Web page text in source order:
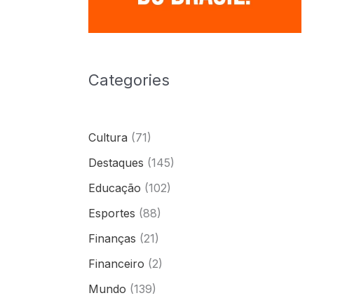
Categories
Cultura (71)
Destaques (145)
Educação (102)
Esportes (88)
Finanças (21)
Financeiro (2)
Mundo (139)